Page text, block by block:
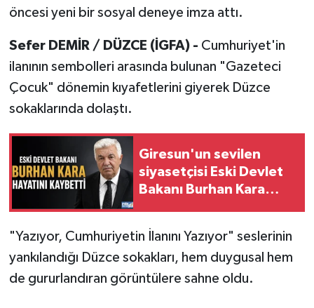
öncesi yeni bir sosyal deneye imza attı.
Sefer DEMİR / DÜZCE (İGFA) - Cumhuriyet'in
ilanının sembolleri arasında bulunan "Gazeteci
Çocuk" dönemin kıyafetlerini giyerek Düzce
sokaklarında dolaştı.
Giresun'un sevilen
siyasetçisi Eski Devlet
Bakanı Burhan Kara
"Yazıyor, Cumhuriyetin İlanını Yazıyor" seslerinin
yankılandığı Düzce sokakları, hem duygusal hem
de gururlandıran görüntülere sahne oldu.